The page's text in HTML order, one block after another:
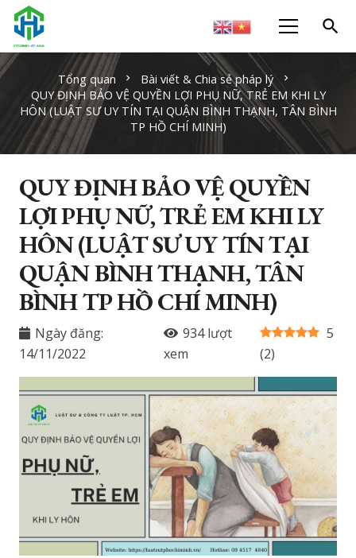
search
Tổng quan chevron_right Bài viết & Chia sẻ pháp lý chevron_right
QUY ĐỊNH BẢO VỆ QUYỀN LỢI PHỤ NỮ, TRẺ EM KHI LY
HÔN (LUẬT SƯ UY TÍN TẠI QUẬN BÌNH THẠNH, TÂN BÌNH
TP HỒ CHÍ MINH)
QUY ĐỊNH BẢO VỆ QUYỀN
LỢI PHỤ NỮ, TRẺ EM KHI LY
HÔN (LUẬT SƯ UY TÍN TẠI
QUẬN BÌNH THẠNH, TÂN
BÌNH TP HỒ CHÍ MINH)
Ngày đăng:
14/11/2022
934lượt
xem
5
(2)